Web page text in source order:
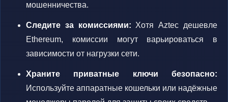
мошенничества.
Следите за комиссиями: Хотя Aztec дешевле
Ethereum, комиссии могут варьироваться в
зависимости от нагрузки сети.
Храните приватные ключи безопасно:
Используйте аппаратные кошельки или надёжные